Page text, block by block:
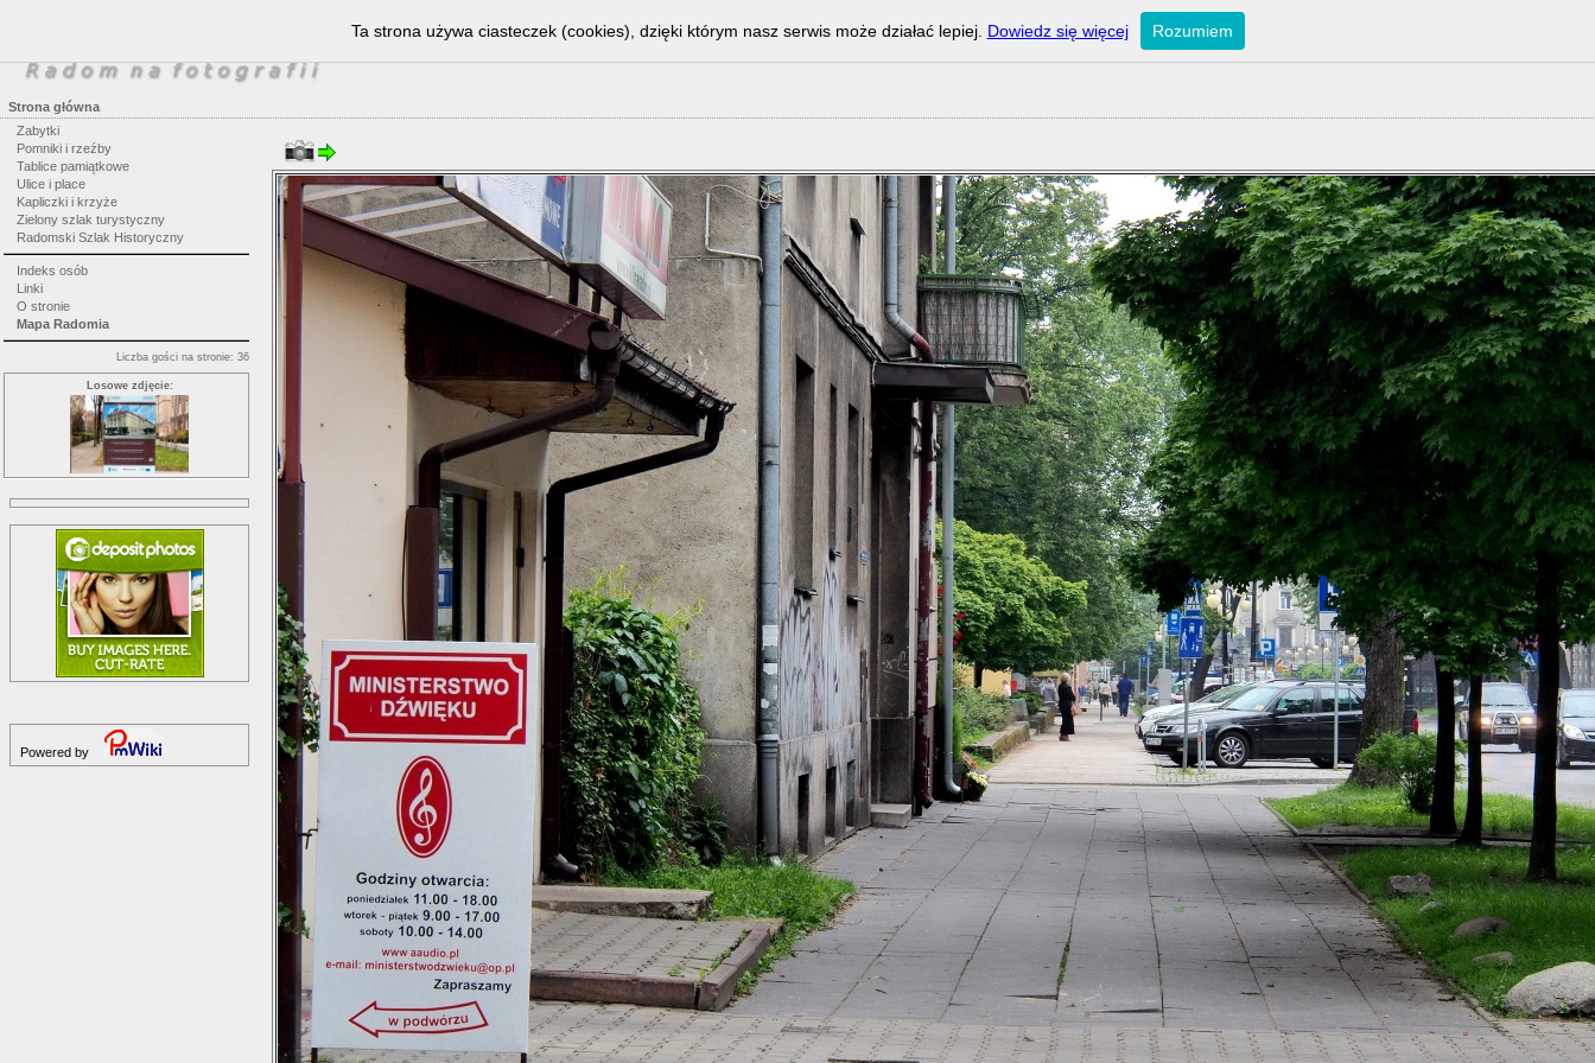
Strona główna
Zabytki
Pomniki i rzeźby
Tablice pamiątkowe
Ulice i place
Kapliczki i krzyże
Zielony szlak turystyczny
Radomski Szlak Historyczny
Indeks osób
Linki
O stronie
Mapa Radomia
Liczba gości na stronie: 36
Losowe zdjęcie:
Powered by
Ta strona używa ciasteczek (cookies), dzięki którym nasz serwis może działać lepiej. Dowiedz się więcej Rozumiem